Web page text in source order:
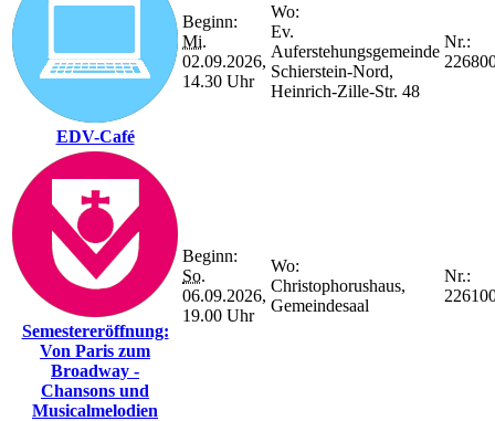
EDV-Café
Beginn:
Mi.
02.09.2026,
14.30 Uhr
Wo:
Ev.
Auferstehungsgemeinde
Schierstein-Nord,
Heinrich-Zille-Str. 48
Nr.:
Semestereröffnung:
Von Paris zum
Broadway -
Chansons und
Musicalmelodien
Beginn:
So.
06.09.2026,
19.00 Uhr
Wo:
Christophorushaus,
Gemeindesaal
Nr.: